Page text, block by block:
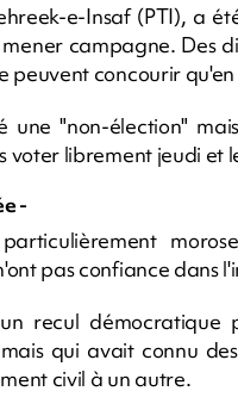
e-Insaf (PTI), a
campagne. Des
peuvent concourir
"non-élection"
voter librement jeudi et
-
pas confiance dans
recul
qui avait connu
civil à un autre.